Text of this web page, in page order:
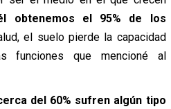
obtenemos el 95% de los
el suelo pierde la capacidad
funciones que mencioné al
del 60% sufren algún tipo